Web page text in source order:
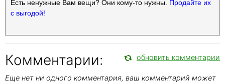
Есть ненужные Вам вещи? Они кому-то нужны. Продайте их
с выгодой!
Комментарии: обновить комментарии
Еще нет ни одного комментария, ваш комментарий может